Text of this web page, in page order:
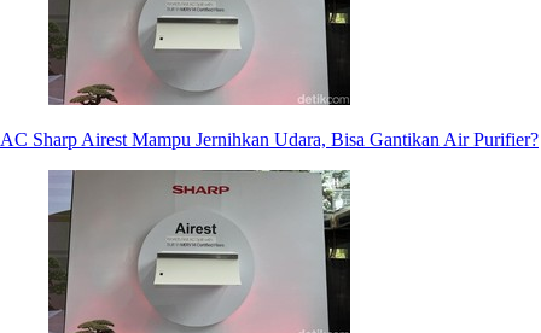
AC Sharp Airest Mampu Jernihkan Udara, Bisa Gantikan Air Purifier?